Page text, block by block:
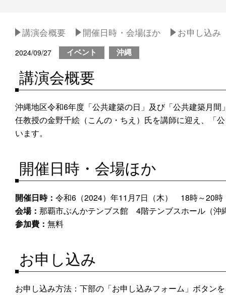
講演会概要 開催日時・会場ほか お申し込み
2024/09/27 イベント 沖縄
講演会概要
沖縄地区令和6年度「公共建築の日」及び「公共建築月
任教授の金野千絵（こんの・ちえ）氏を講師に迎え、「
います。
開催日時・会場ほか
開催日時： 令和6（2024）年11月7日（木） 18時～20時
会場： 那覇市ぶんかテンブス館 4階テンブスホール（沖
参加費： 無料
お申し込み
お申し込み方法：下部の「お申し込みフォーム」ボタン